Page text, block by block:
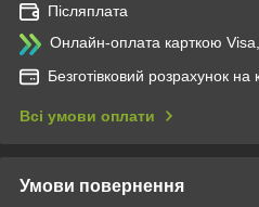
Післяплата
Онлайн-оплата карткою
Безготівковий розрахунок
Всі умови оплати
Умови повернення